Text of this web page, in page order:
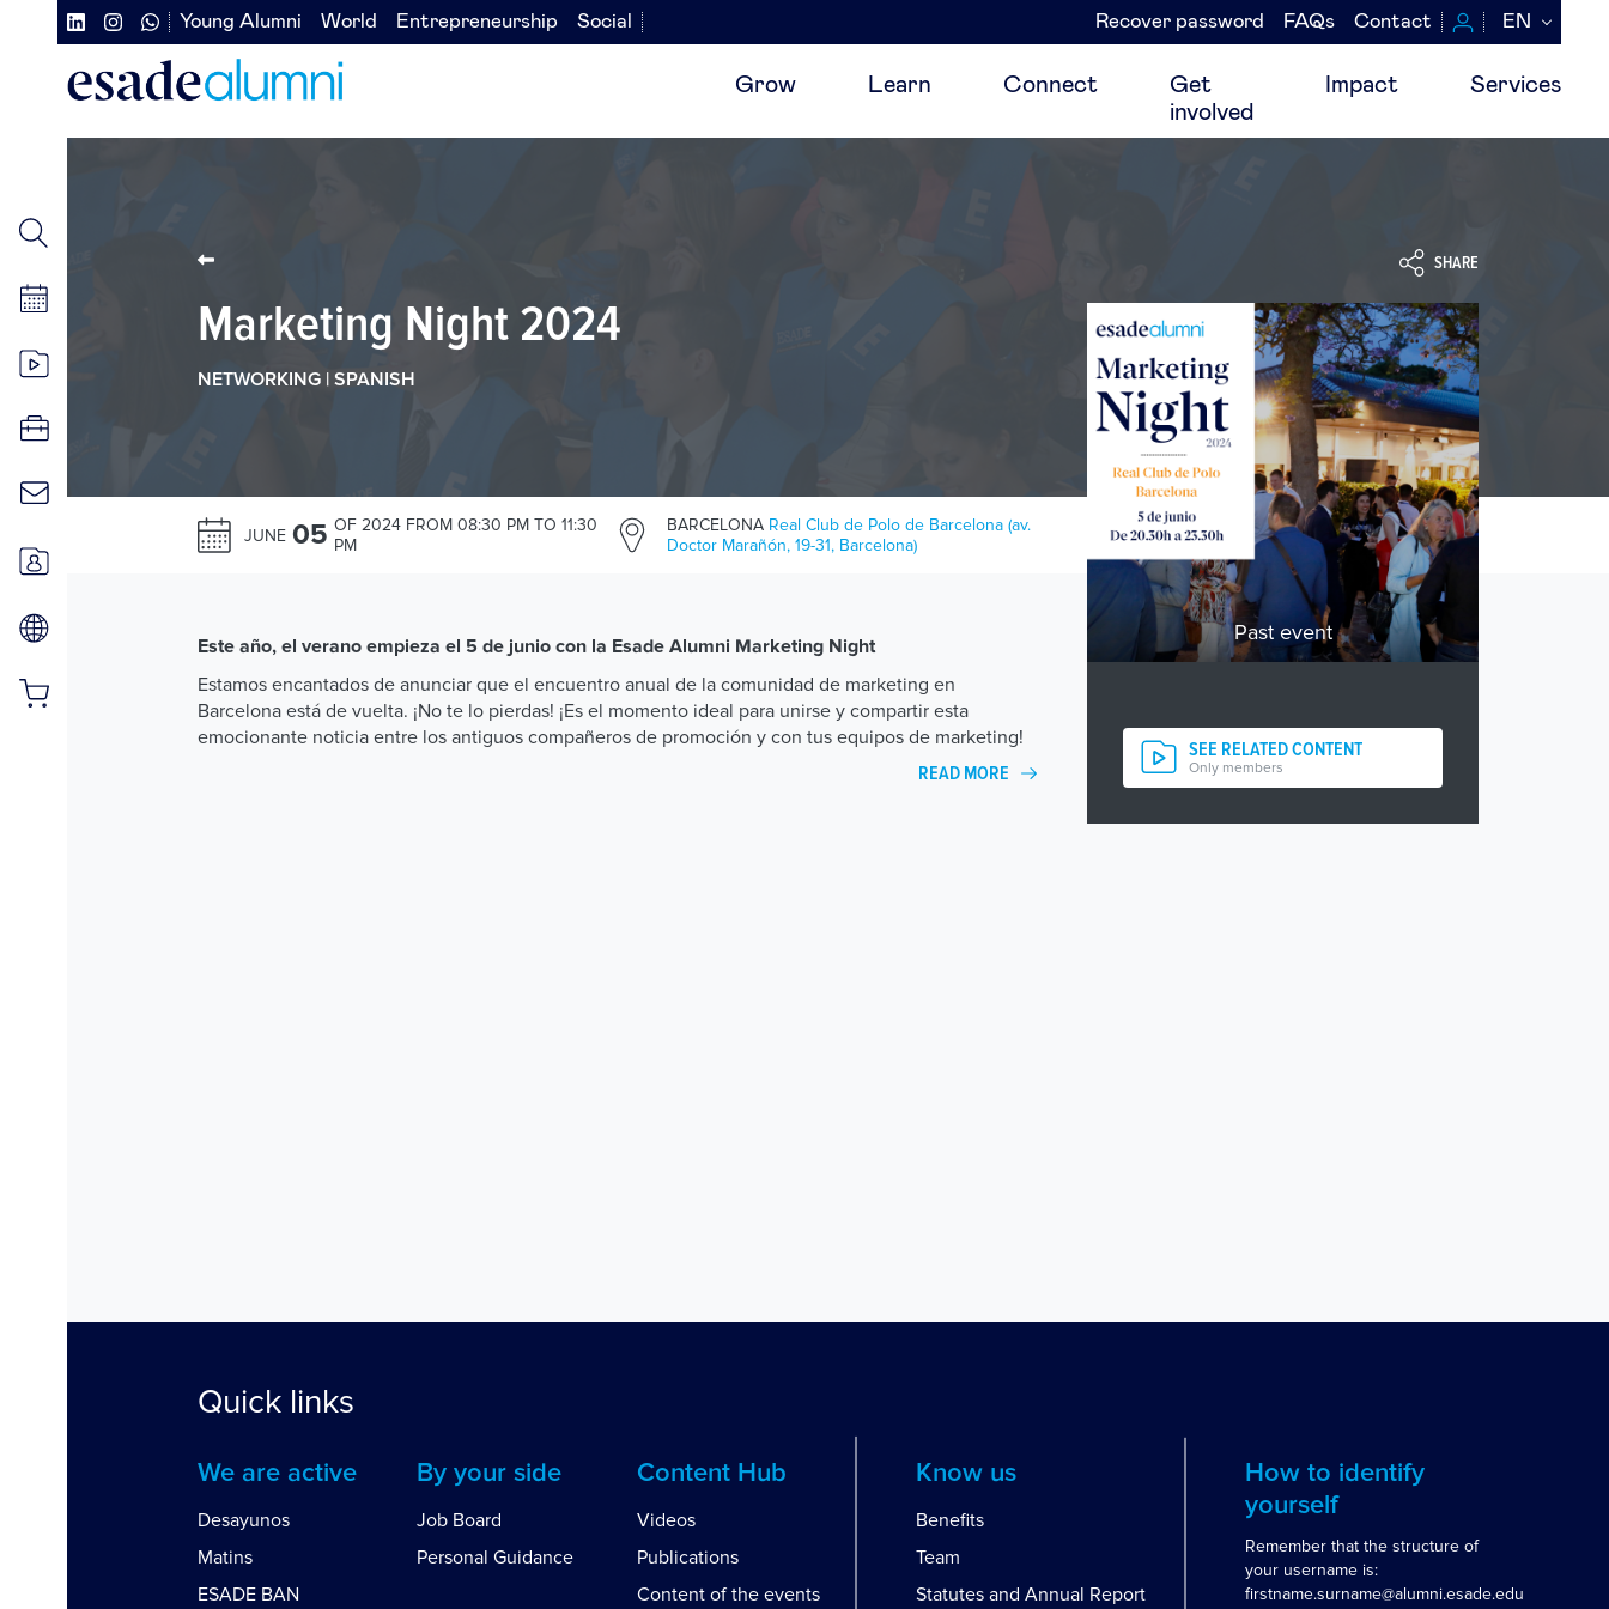
Navegación
secundaria
redes
sociales
Navegación
secundaria
izquierda
Young Alumni World Entrepreneurship Social
Navegación
secundaria
Recover password FAQs Contact EN
Grow Learn Connect
Get
involved
Impact Services
SHARE
Marketing Night 2024
NETWORKING | SPANISH
Past event
SEE RELATED CONTENT
Only members
JUNE 05 OF 2024 FROM 08:30 PM TO 11:30
PM
BARCELONAReal Club de Polo de Barcelona (av.
Doctor Marañón, 19-31, Barcelona)
Este año, el verano empieza el 5 de junio con la Esade Alumni Marketing Night
Estamos encantados de anunciar que el encuentro anual de la comunidad de marketing en
Barcelona está de vuelta. ¡No te lo pierdas! ¡Es el momento ideal para unirse y compartir esta
emocionante noticia entre los antiguos compañeros de promoción y con tus equipos de marketing!
READ MORE
Quick links
We are active
Desayunos
Matins
ESADE BAN
By your side
Job Board
Personal Guidance
Content Hub
Videos
Publications
Content of the events
Know us
Benefits
Team
Statutes and Annual Report
How to identify
yourself
Remember that the structure of
your username is:
firstname.surname@alumni.esade.edu